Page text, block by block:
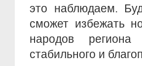
это наблюдаем.
сможет избежать
народов региона
стабильного и